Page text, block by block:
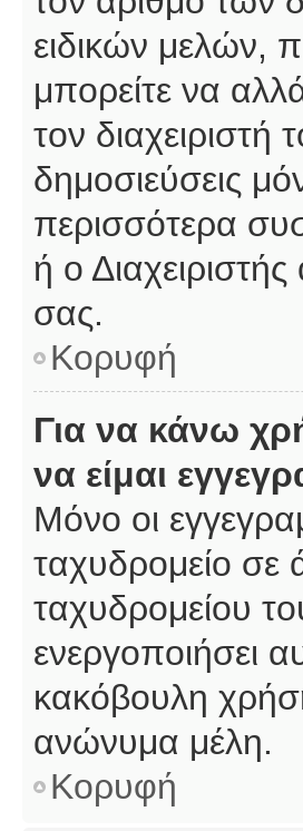
ειδικών μελών,
μπορείτε να
τον
δημοσιεύσεις
περισσότερα
ή ο
σας.
Κορυφή
Για να κάνω
να είμαι
Μόνο οι
ταχυδρομείο σε
ταχυδρομείου
ενεργοποιήσει
κακόβουλη
ανώνυμα μέλη.
Κορυφή